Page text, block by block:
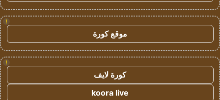
!
موقع كورة
!
كورة لايف
koora live